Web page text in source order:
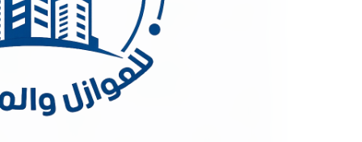
الصغيرة من اهم الامور التي تعطي جمالا لمنزلك
نحن شركة أركان المملكة رائدة في مجال تشطيب
نعتمد على خبرات مهندسين مختصين في مجال
المقرات الادارية والمصانع بالاضافة الى عمل
شقق ووحدات سكنية تشطيب فلل تشطيب قصور على